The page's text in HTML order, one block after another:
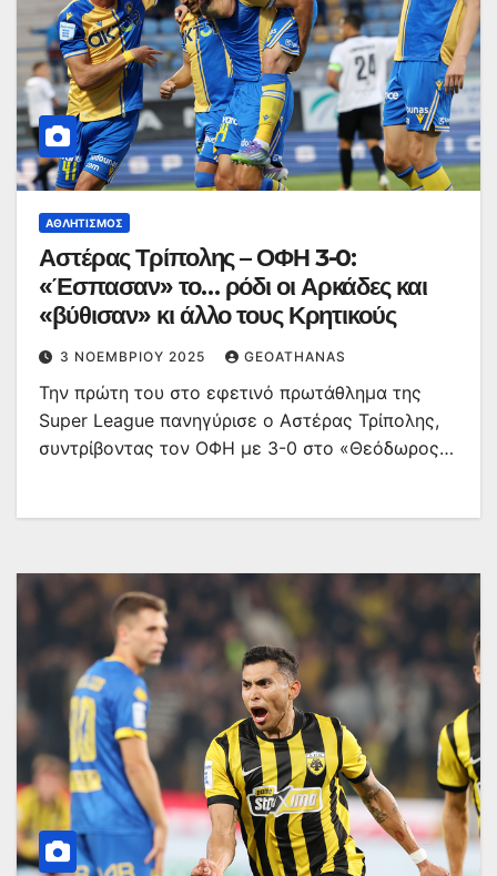
ΑΘΛΗΤΙΣΜΌΣ
Αστέρας Τρίπολης – ΟΦΗ 3-0:
«Έσπασαν» το… ρόδι οι Αρκάδες και
«βύθισαν» κι άλλο τους Κρητικούς
3 ΝΟΕΜΒΡΊΟΥ 2025 GEOATHANAS
Την πρώτη του στο εφετινό πρωτάθλημα της
Super League πανηγύρισε ο Αστέρας Τρίπολης,
συντρίβοντας τον ΟΦΗ με 3-0 στο «Θεόδωρος…